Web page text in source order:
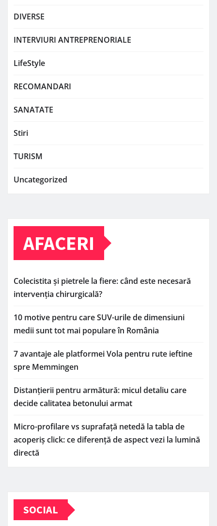
DIVERSE
INTERVIURI ANTREPRENORIALE
LifeStyle
RECOMANDARI
SANATATE
Stiri
TURISM
Uncategorized
AFACERI
Colecistita și pietrele la fiere: când este necesară
intervenția chirurgicală?
10 motive pentru care SUV-urile de dimensiuni
medii sunt tot mai populare în România
7 avantaje ale platformei Vola pentru rute ieftine
spre Memmingen
Distanțierii pentru armătură: micul detaliu care
decide calitatea betonului armat
Micro-profilare vs suprafață netedă la tabla de
acoperiș click: ce diferență de aspect vezi la lumină
directă
SOCIAL